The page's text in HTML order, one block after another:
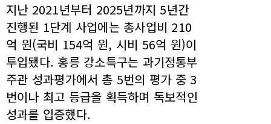
지난 2021년부터 2025년까지 5년간
진행된 1단계 사업에는 총사업비 210
억 원(국비 154억 원, 시비 56억 원)이
투입됐다. 홍릉 강소특구는 과기정통부
주관 성과평가에서 총 5번의 평가 중 3
번이나 최고 등급을 획득하며 독보적인
성과를 입증했다.